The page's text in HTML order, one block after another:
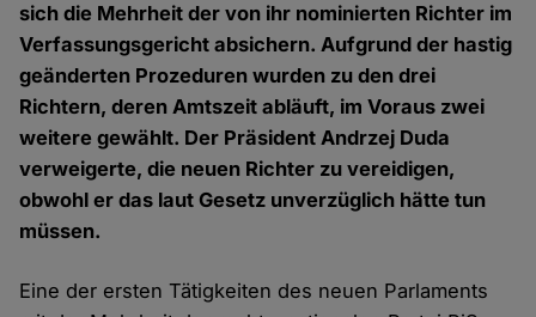
sich die Mehrheit der von ihr nominierten Richter im
Verfassungsgericht absichern. Aufgrund der hastig
geänderten Prozeduren wurden zu den drei
Richtern, deren Amtszeit abläuft, im Voraus zwei
weitere gewählt. Der Präsident Andrzej Duda
verweigerte, die neuen Richter zu vereidigen,
obwohl er das laut Gesetz unverzüglich hätte tun
müssen.
Eine der ersten Tätigkeiten des neuen Parlaments